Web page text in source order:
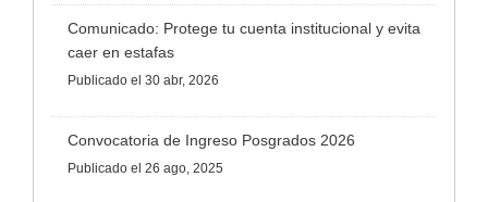
Comunicado: Protege tu cuenta institucional y evita
caer en estafas
Publicado el 30 abr, 2026
Convocatoria de Ingreso Posgrados 2026
Publicado el 26 ago, 2025